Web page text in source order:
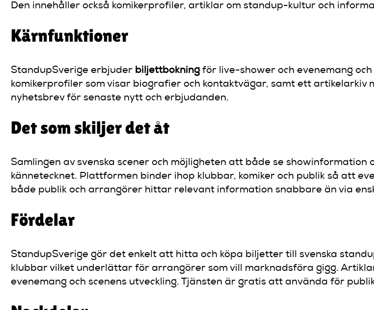
Den innehåller också komikerprofiler, artiklar om standup-kultur och
Kärnfunktioner
StandupSverige erbjuder biljettbokning för live-shower och evenemang
komikerprofiler som visar biografier och kontaktvägar, samt ett artikelarkiv
nyhetsbrev för senaste nytt och erbjudanden.
Det som skiljer det åt
Samlingen av svenska scener och möjligheten att både se
kännetecknet. Plattformen binder ihop klubbar, komiker och publik så att
både publik och arrangörer hittar relevant information snabbare än via
Fördelar
StandupSverige gör det enkelt att hitta och köpa biljetter till svenska
klubbar vilket underlättar för arrangörer som vill marknadsföra gigg.
evenemang och scenens utveckling. Tjänsten är gratis att använda för